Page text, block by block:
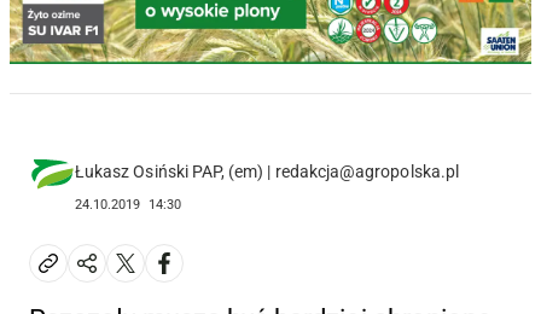
Łukasz Osiński PAP, (em) | redakcja@agropolska.pl
24.10.2019 14:30